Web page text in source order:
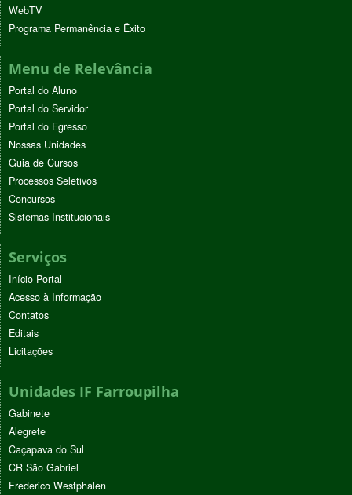
WebTV
Programa Permanência e Êxito
Menu de Relevância
Portal do Aluno
Portal do Servidor
Portal do Egresso
Nossas Unidades
Guia de Cursos
Processos Seletivos
Concursos
Sistemas Institucionais
Serviços
Início Portal
Acesso à Informação
Contatos
Editais
Licitações
Unidades IF Farroupilha
Gabinete
Alegrete
Caçapava do Sul
CR São Gabriel
Frederico Westphalen